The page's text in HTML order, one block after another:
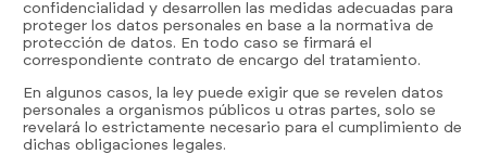
confidencialidad y desarrollen las medidas adecuadas para
proteger los datos personales en base a la normativa de
protección de datos. En todo caso se firmará el
correspondiente contrato de encargo del tratamiento.
En algunos casos, la ley puede exigir que se revelen datos
personales a organismos públicos u otras partes, solo se
revelará lo estrictamente necesario para el cumplimiento de
dichas obligaciones legales.